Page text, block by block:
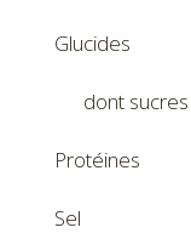
Glucides
dont sucres
Protéines
Sel